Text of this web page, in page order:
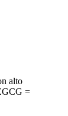
alto
=